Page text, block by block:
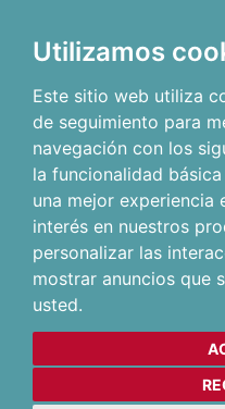
Utilizamos
Este sitio web utiliza
de seguimiento para
navegación con los
la funcionalidad
una mejor experiencia
interés en nuestros
personalizar las
mostrar anuncios que
usted.